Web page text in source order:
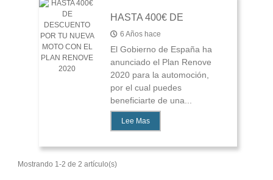
HASTA 400€ DE
DESCUENTO POR TU
NUEVA MOTO CON EL
PLAN RENOVE 2020
6 Años hace
El Gobierno de España ha
anunciado el Plan Renove
2020 para la automoción,
por el cual puedes
beneficiarte de una...
Lee Mas
Mostrando 1-2 de 2 artículo(s)